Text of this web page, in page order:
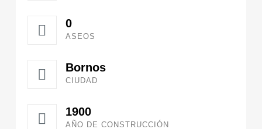
0
ASEOS
Bornos
CIUDAD
1900
AÑO DE CONSTRUCCIÓN